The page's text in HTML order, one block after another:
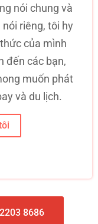
nói chung và
riêng, tôi hy
của mình
đến các bạn,
muốn phát
và du lịch.
8686